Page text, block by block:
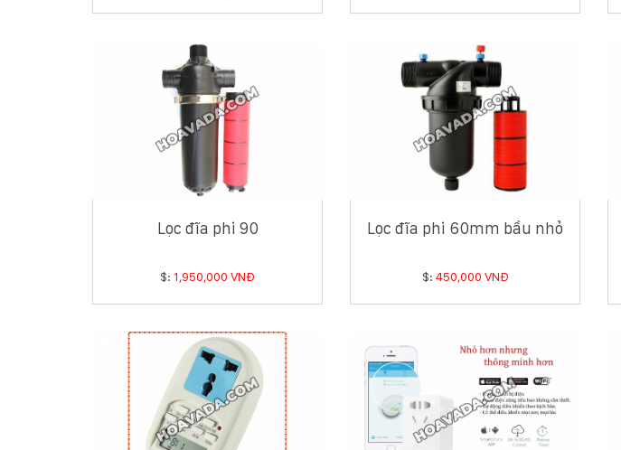
Lọc đĩa phi 90
$: 1,950,000 VNĐ
Lọc đĩa phi 60mm bầu nhỏ
$: 450,000 VNĐ